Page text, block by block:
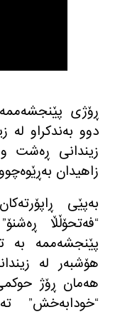
دوو به‌ندكراو له‌
زیندانی ڕه‌شت و
زاهیدان
به‌پێی
“فه‌تحۆڵڵا
پێنجشه‌ممه‌ به‌
هۆشبه‌ر له‌
هه‌مان ڕۆژ